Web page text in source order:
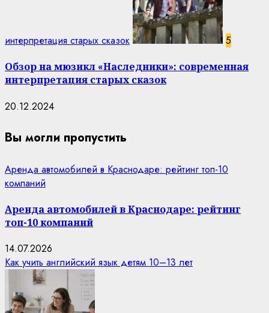
интерпретация старых сказок 5
Обзор на мюзикл «Наследники»: современная
интерпретация старых сказок
20.12.2024
Вы могли пропустить
Аренда автомобилей в Краснодаре: рейтинг топ-10
компаний
Аренда автомобилей в Краснодаре: рейтинг
топ-10 компаний
14.07.2026
Как учить английский язык детям 10–13 лет